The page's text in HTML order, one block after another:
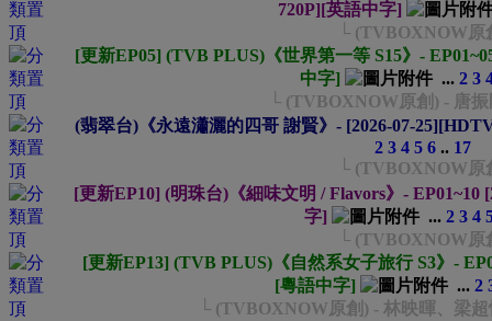
720P][英語中字]
└ (TVBOXNOW原
[更新EP05] (TVB PLUS)《世界第一等 S15》-
中字]
... 2 3
└ (TVBOXNOW原創) - 唐
(翡翠台)《永遠瀟灑的四哥 謝賢》- [2026-07-
2 3 4 5 6 .. 17
└ (TVBOXNOW原
[更新EP10] (明珠台)《細味文明 / Flavors》- EP01~10
字]
... 2 3 4
└ (TVBOXNOW原
[更新EP13] (TVB PLUS)《自然系女子旅行 S3》-
[粵語中字]
... 2
└ (TVBOXNOW原創) - 林映暉、梁